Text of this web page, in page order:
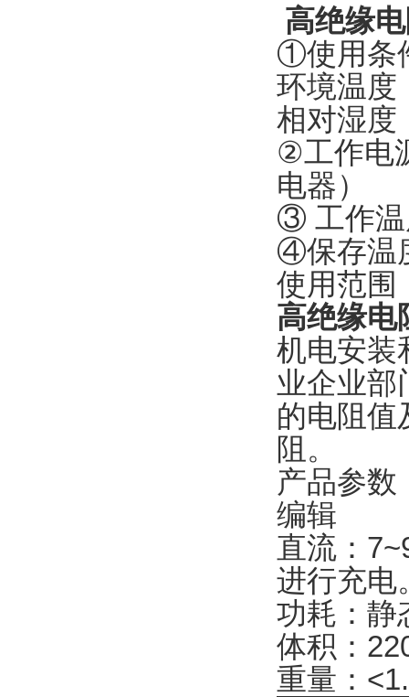
高绝缘
①使用条
环境温
相对湿度
②工作电
电器）
③ 工作温
④保存温
使用范围
高绝缘电
机电安装
业企业部
的电阻值
阻。
产品参数
编辑
直流：
进行充电
功耗：静
体积：
重量：